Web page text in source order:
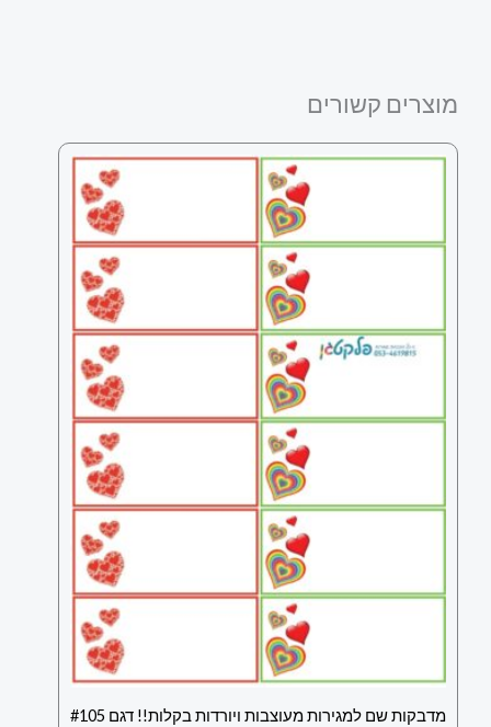
מוצרים קשורים
מדבקות שם למגירות מעוצבות ויורדות בקלות!! דגם #105